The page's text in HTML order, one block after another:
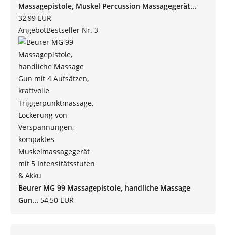
Massagepistole, Muskel Percussion Massagegerät...
32,99 EUR
AngebotBestseller Nr. 3
Beurer MG 99 Massagepistole, handliche Massage
Gun... 54,50 EUR